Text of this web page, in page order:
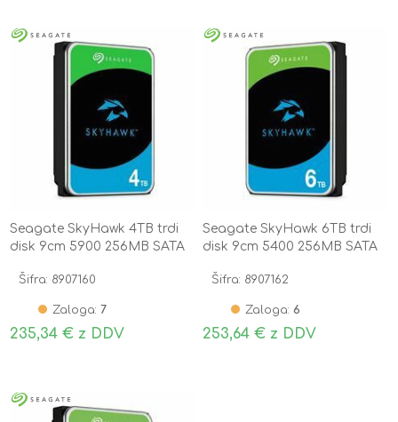
Seagate SkyHawk 4TB trdi
disk 9cm 5900 256MB SATA
Šifra: 8907160
Zaloga: 7
235,34 € z DDV
Seagate SkyHawk 6TB trdi
disk 9cm 5400 256MB SATA
Šifra: 8907162
Zaloga: 6
253,64 € z DDV